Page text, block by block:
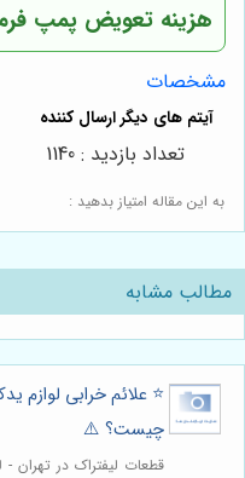
هزینه تعویض پمپ
مشخصات
به این مقاله امتیاز بدهید :
تعداد بازدید : 1140
مطالب مشابه
⭐️ علائم خرابی لوازم
چیست؟ ⚠️
قطعات لیفتراک در تهران -